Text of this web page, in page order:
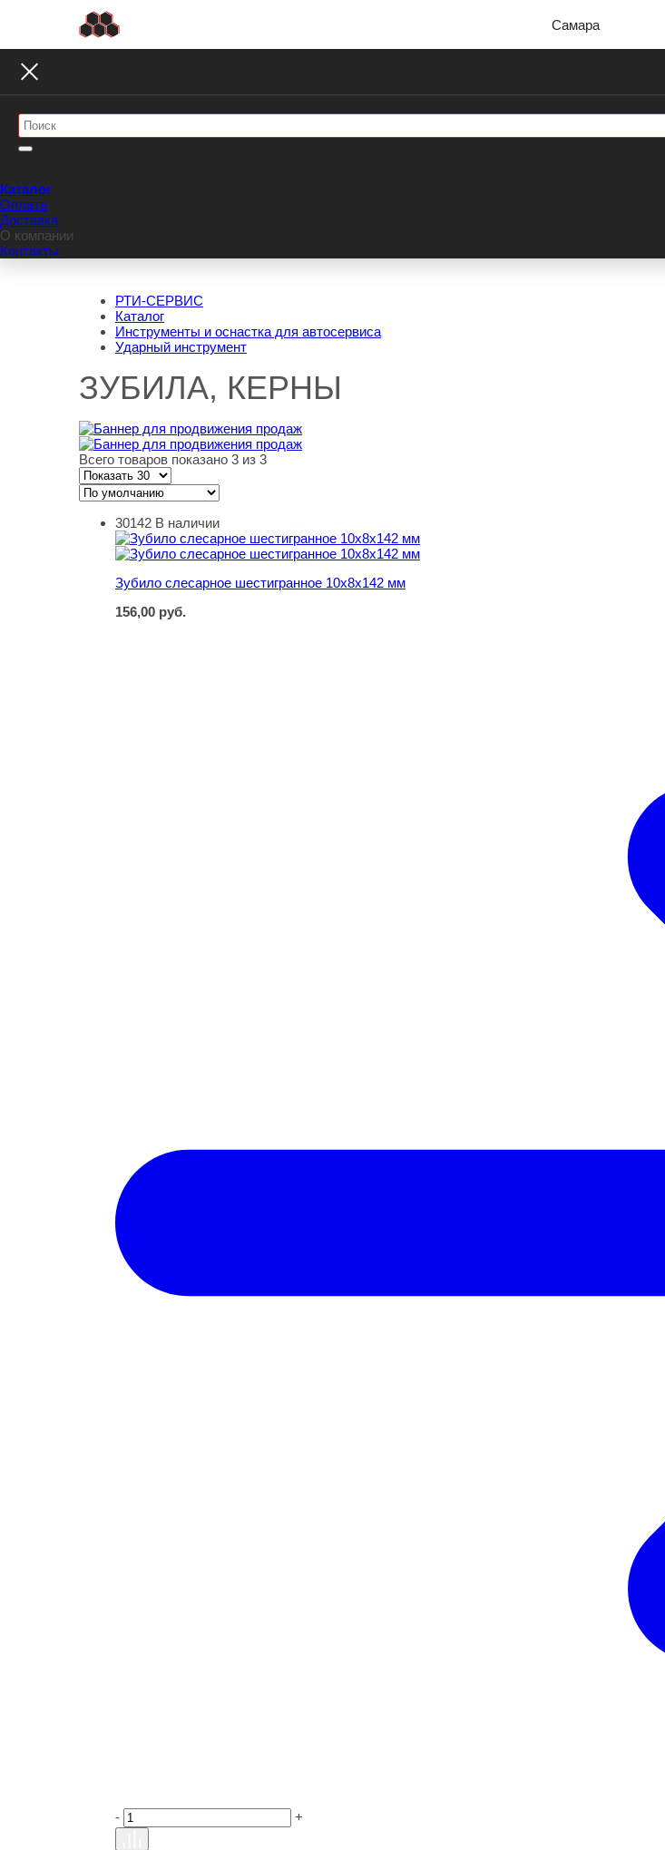
Самара
Каталог
Оплата
Доставка
О компании
Контакты
РТИ-СЕРВИС
Каталог
Инструменты и оснастка для автосервиса
Ударный инструмент
ЗУБИЛА, КЕРНЫ
Всего товаров показано 3 из 3
Зубило слесарное шестигранное 10х8х142 мм
30142 В наличии
Зубило слесарное шестигранное 10х8х142 мм
156,00 руб.
- +